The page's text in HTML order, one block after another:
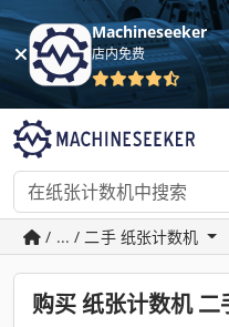
Machineseeker
店内免费
/ ... / 二手 纸张计数机
购买 纸张计数机 二